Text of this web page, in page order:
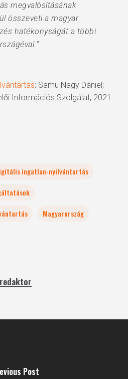
megvalósításának
összeveti a magyar
hatékonyságát a többi
; Samu Nagy Dániel;
Információs Szolgálat; 2021.
ingatlan-nyilvántartás
Magyarország
redaktor
Post